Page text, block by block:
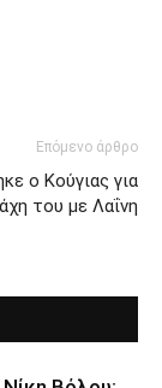
Επόμενο άρθρο
ο Κούγιας για
του με Λαΐνη